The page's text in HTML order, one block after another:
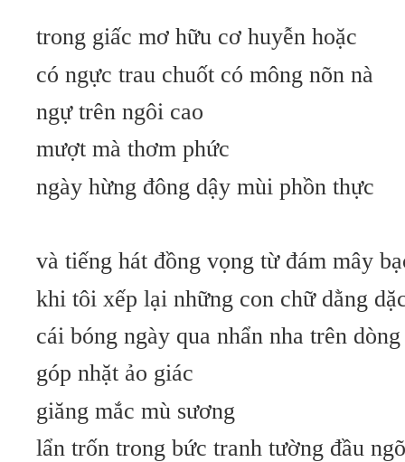
trong giấc mơ hữu cơ huyễn hoặc
có ngực trau chuốt có mông nõn nà
ngự trên ngôi cao
mượt mà thơm phức
ngày hừng đông dậy mùi phồn thực
và tiếng hát đồng vọng từ đám mây
khi tôi xếp lại những con chữ dằng
cái bóng ngày qua nhẩn nha trên
góp nhặt ảo giác
giăng mắc mù sương
lẩn trốn trong bức tranh tường đầu ngõ